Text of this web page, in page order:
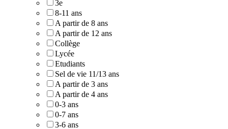
3e
8-11 ans
A partir de 8 ans
A partir de 12 ans
Collège
Lycée
Etudiants
Sel de vie 11/13 ans
A partir de 3 ans
A partir de 4 ans
0-3 ans
0-7 ans
3-6 ans